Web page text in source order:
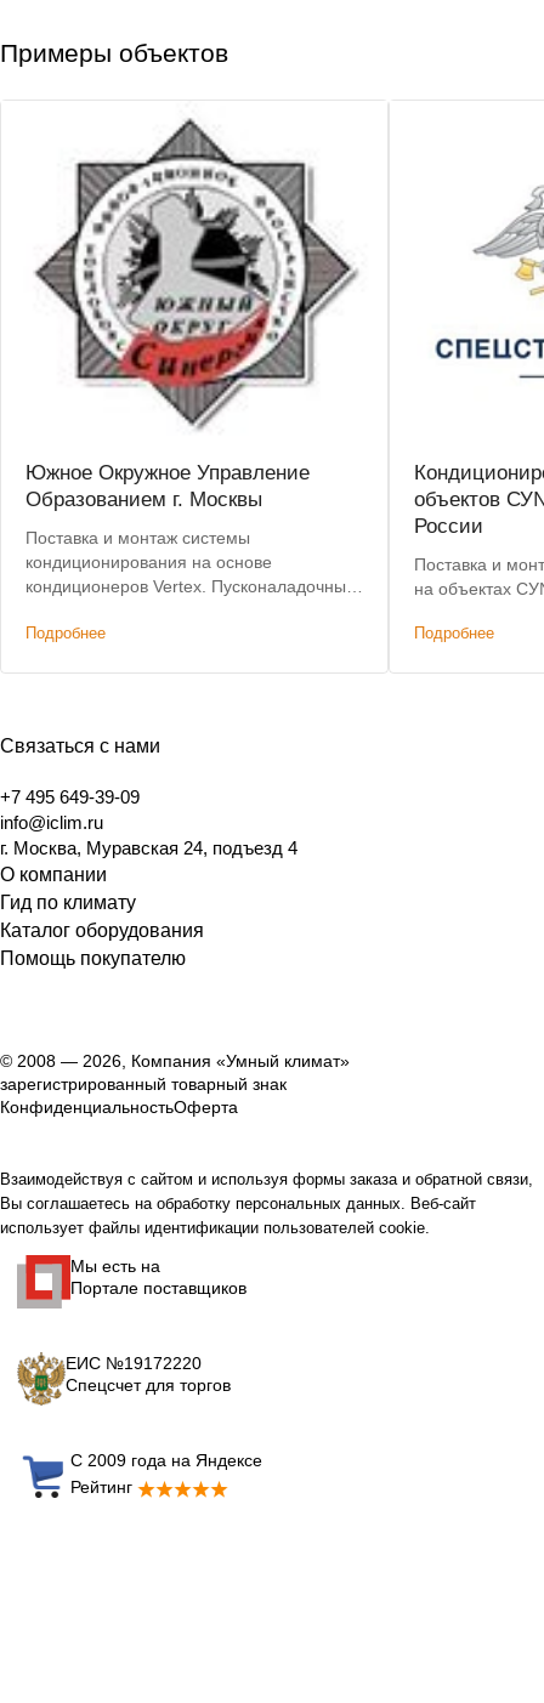
Примеры объектов
Южное Окружное Управление
Образованием г. Москвы
Поставка и монтаж системы
кондиционирования на основе
кондиционеров Vertex. Пусконаладочные
Подробнее
объектов
России
Поставка и
на объектах
Подробнее
Связаться с нами
+7 495 649-39-09
info@iclim.ru
г. Москва, Муравская 24, подъезд 4
О компании
Гид по климату
Каталог оборудования
Помощь покупателю
© 2008 — 2026, Компания «Умный климат»
зарегистрированный товарный знак
КонфиденциальностьОферта
Взаимодействуя с сайтом и используя формы заказа и обратной связи,
Вы соглашаетесь на обработку персональных данных. Веб-сайт
использует файлы идентификации пользователей cookie.
Мы есть на
Портале поставщиков
ЕИС №19172220
Спецсчет для торгов
С 2009 года на Яндексе
Рейтинг